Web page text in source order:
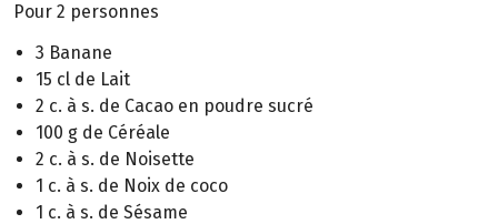
Pour 2 personnes
3 Banane
15 cl de Lait
2 c. à s. de Cacao en poudre sucré
100 g de Céréale
2 c. à s. de Noisette
1 c. à s. de Noix de coco
1 c. à s. de Sésame